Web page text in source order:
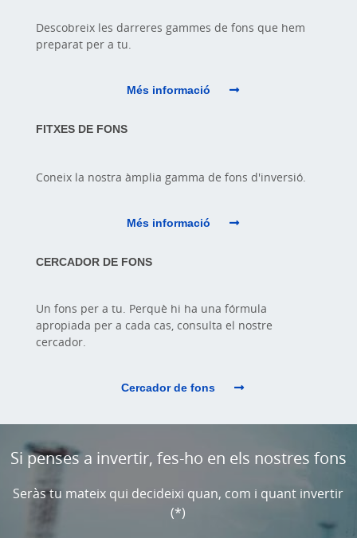
Descobreix les darreres gammes de fons que hem
preparat per a tu.
Més informació
FITXES DE FONS
Coneix la nostra àmplia gamma de fons d'inversió.
Més informació
CERCADOR DE FONS
Un fons per a tu. Perquè hi ha una fórmula
apropiada per a cada cas, consulta el nostre
cercador.
Cercador de fons
contenido,
favor
Si penses a invertir, fes-ho en els nostres fons
Seràs tu mateix qui decideixi quan, com i quant invertir
(*)